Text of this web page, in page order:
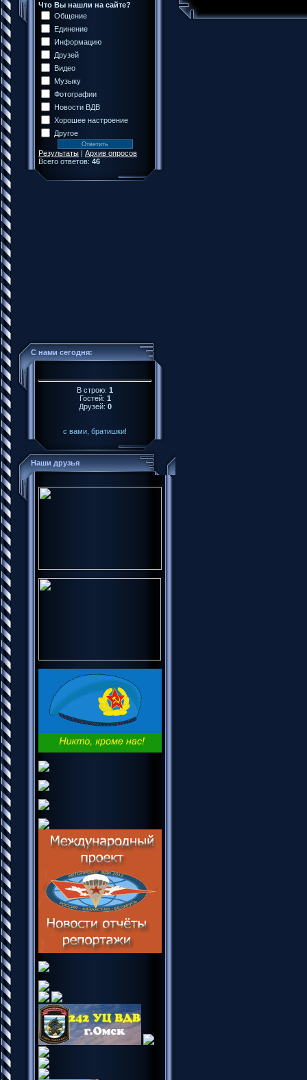
Что Вы нашли на сайте?
Общение
Единение
Информацию
Друзей
Видео
Музыку
Фотографии
Новости ВДВ
Хорошее настроение
Другое
Результаты | Архив опросов
Всего ответов: 46
С нами сегодня:
В строю: 1
Гостей: 1
Друзей: 0
с вами, братишки!
Наши друзья